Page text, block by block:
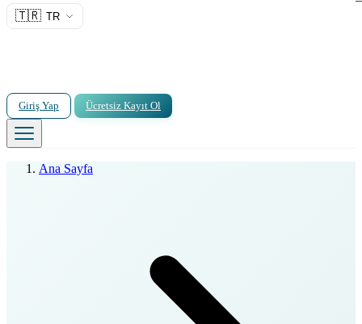
🇹🇷 TR
Giriş Yap Ücretsiz Kayıt Ol
Ana Sayfa